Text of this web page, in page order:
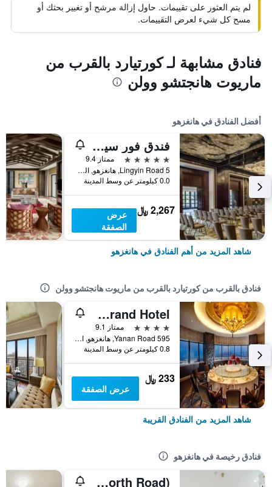
لم يتم العثور على تقييمات. حاول إزالة مرشح أو تغيير بحثك أو
مسح كل شيء لعرض التقييمات.
فنادق مشابهة لـ كورتيارد بالقرب من
ماريوت هانجتشو وولن
أفضل الفنادق في هانغزهو
فندق فور سيزونز هانغتشو آت ويست ليك
5 نجوم
ممتاز 9.4
5 Lingyin Road, هانغزهو, الصين
0.0 كيلومتر عن وسط المدينة
2,267 ﷼
عرض
الصفقة
شاهد المزيد من أهم الفنادق في هانغزهو
فنادق بالقرب من كورتيارد بالقرب من ماريوت هانجتشو وولن
Zhejiang Grand Hotel
4 نجوم
ممتاز 9.1
595 Yanan Road, هانغزهو, الصين
0.8 كيلومتر عن وسط المدينة
233 ﷼
عرض الصفقة
شاهد المزيد من الفنادق القريبة
فنادق رخيصة في هانغزهو
Hangzhou Mingshang Collection Hotel (Linping Donghu North Road)